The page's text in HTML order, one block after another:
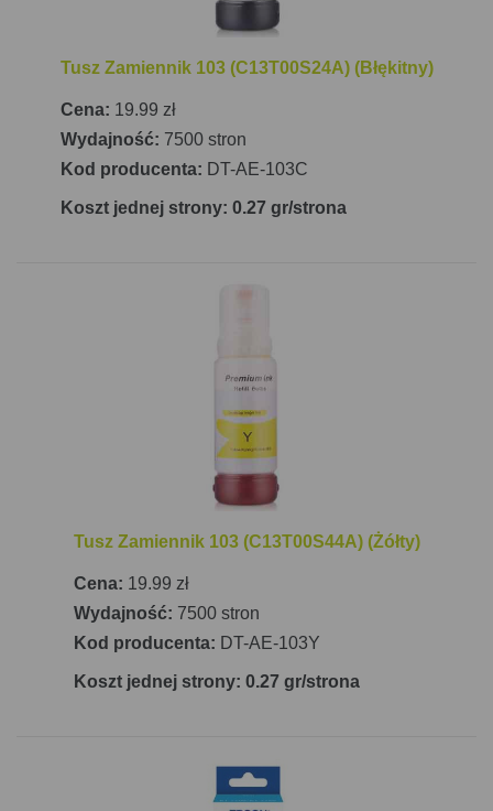
USB. Drukarka wspiera również mobilne
Smart Panel, co pozwala na drukowanie,
konfigurowanie i monitorowanie urządzenia
bezpośrednio z telefonu czy tabletu. Tylny podajnik
papieru mieści do 100 arkuszy, a pojemność
wyjściowa wynosi 30 arkuszy. Urządzenie jest
waga wynosi 3,9 kg. Dzięki tym cechom, Epson
łatwej w obsłudze drukarki wielofunkcyjnej.
Tusz Zamiennik 103 (C13T00S24A) (Błękitny)
Cena: 19.99 zł
Wydajność: 7500 stron
Kod producenta: DT-AE-103C
Koszt jednej strony: 0.27 gr/strona
Tusz Zamiennik 103 (C13T00S44A) (Żółty)
Cena: 19.99 zł
Wydajność: 7500 stron
Kod producenta: DT-AE-103Y
Koszt jednej strony: 0.27 gr/strona